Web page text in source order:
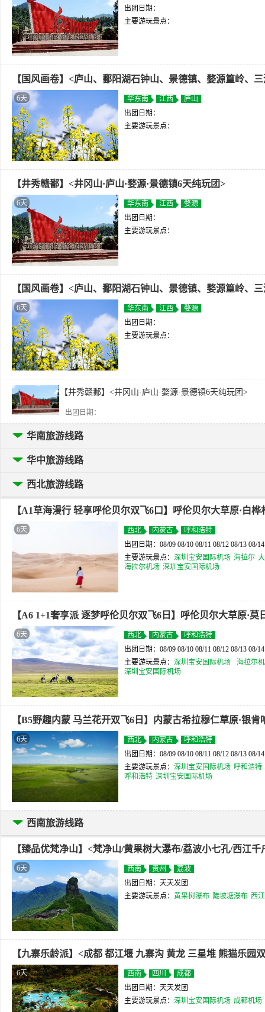
出团日期：
主要游玩景点：
【国风画卷】<庐山、鄱阳湖石钟山、景德镇、婺源篁岭、
6天 华东南 江西
庐山
出团日期：
主要游玩景点：
【井秀赣鄱】<井冈山·庐山·婺源·景德镇6天纯玩团>
6天 华东南 江西
婺源
出团日期：
主要游玩景点：
【国风画卷】<庐山、鄱阳湖石钟山、景德镇、婺源篁岭、
6天 华东南 江西
婺源
出团日期：
主要游玩景点：
【井秀赣鄱】<井冈山·庐山·婺源·景德镇6天纯玩团>
出团日期：
华南旅游线路
华中旅游线路
西北旅游线路
【A1草海漫行 轻享呼伦贝尔双飞6口】呼伦贝尔大草原·白桦
6天 西北 内蒙古
呼和浩特
出团日期：08/09 08/10 08/11 08/12 08/13 08/
主要游玩景点： 深圳宝安国际机场 海拉尔
海拉尔机场 深圳宝安国际机场
【A6 1+1奢享派 逐梦呼伦贝尔双飞6日】呼伦贝尔大草原·莫
6天 西北 内蒙古
呼和浩特
出团日期：08/09 08/10 08/11 08/12 08/13 08/
主要游玩景点： 深圳宝安国际机场
海拉尔
深圳宝安国际机场
【B5野趣内蒙 马兰花开双飞6日】内蒙古希拉穆仁草原·银
6天 西北 内蒙古
呼和浩特
出团日期：08/09 08/10 08/11 08/12 08/13 08/
主要游玩景点： 深圳宝安国际机场 呼和浩特
呼和浩特 深圳宝安国际机场
西南旅游线路
【臻品优梵净山】<梵净山/黄果树大瀑布/荔波小七孔/西江
6天 西南 贵州
荔波
出团日期：天天发团
主要游玩景点： 黄果树瀑布 陡坡塘瀑布 西
【九寨乐龄派】<成都 都江堰 九寨沟 黄龙 三星堆 熊猫乐园
6天 西南 四川
成都
出团日期：天天发团
主要游玩景点： 深圳宝安国际机场 成都机场